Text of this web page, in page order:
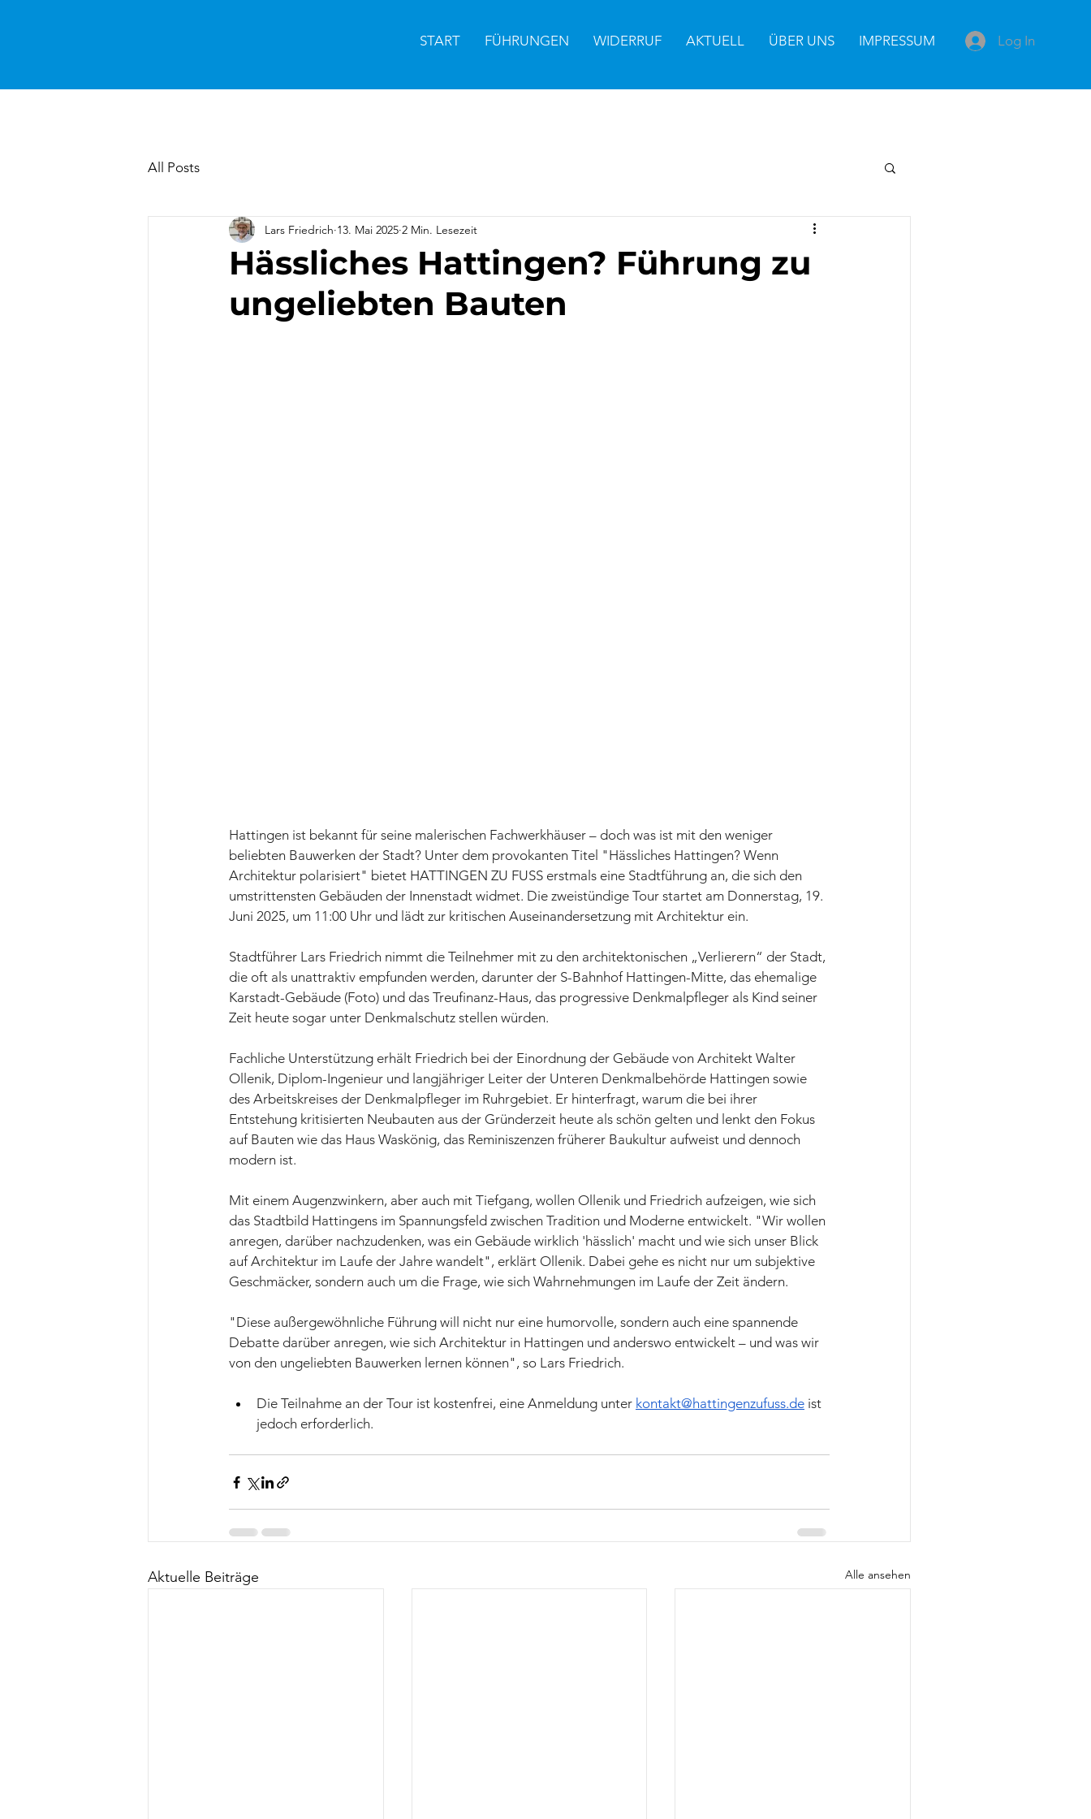
START FÜHRUNGEN WIDERRUF AKTUELL ÜBER UNS IMPRESSUM Log In
All Posts
Hässliches Hattingen? Führung zu
ungeliebten Bauten
Lars Friedrich 13. Mai 2025 2 Min. Lesezeit
Hattingen ist bekannt für seine malerischen Fachwerkhäuser – doch was ist mit den weniger
beliebten Bauwerken der Stadt? Unter dem provokanten Titel "Hässliches Hattingen? Wenn
Architektur polarisiert" bietet HATTINGEN ZU FUSS erstmals eine Stadtführung an, die sich den
umstrittensten Gebäuden der Innenstadt widmet. Die zweistündige Tour startet am Donnerstag, 19.
Juni 2025, um 11:00 Uhr und lädt zur kritischen Auseinandersetzung mit Architektur ein.
Stadtführer Lars Friedrich nimmt die Teilnehmer mit zu den architektonischen „Verlierern“ der Stadt,
die oft als unattraktiv empfunden werden, darunter der S-Bahnhof Hattingen-Mitte, das ehemalige
Karstadt-Gebäude (Foto) und das Treufinanz-Haus, das progressive Denkmalpfleger als Kind seiner
Zeit heute sogar unter Denkmalschutz stellen würden.
Fachliche Unterstützung erhält Friedrich bei der Einordnung der Gebäude von Architekt Walter
Ollenik, Diplom-Ingenieur und langjähriger Leiter der Unteren Denkmalbehörde Hattingen sowie
des Arbeitskreises der Denkmalpfleger im Ruhrgebiet. Er hinterfragt, warum die bei ihrer
Entstehung kritisierten Neubauten aus der Gründerzeit heute als schön gelten und lenkt den Fokus
auf Bauten wie das Haus Waskönig, das Reminiszenzen früherer Baukultur aufweist und dennoch
modern ist.
Mit einem Augenzwinkern, aber auch mit Tiefgang, wollen Ollenik und Friedrich aufzeigen, wie sich
das Stadtbild Hattingens im Spannungsfeld zwischen Tradition und Moderne entwickelt. "Wir wollen
anregen, darüber nachzudenken, was ein Gebäude wirklich 'hässlich' macht und wie sich unser Blick
auf Architektur im Laufe der Jahre wandelt", erklärt Ollenik. Dabei gehe es nicht nur um subjektive
Geschmäcker, sondern auch um die Frage, wie sich Wahrnehmungen im Laufe der Zeit ändern.
"Diese außergewöhnliche Führung will nicht nur eine humorvolle, sondern auch eine spannende
Debatte darüber anregen, wie sich Architektur in Hattingen und anderswo entwickelt – und was wir
von den ungeliebten Bauwerken lernen können", so Lars Friedrich.
Die Teilnahme an der Tour ist kostenfrei, eine Anmeldung unter kontakt@hattingenzufuss.de ist
jedoch erforderlich.
Aktuelle Beiträge Alle ansehen